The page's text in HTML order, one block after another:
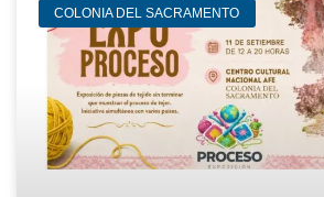
COLONIA DEL SACRAMENTO